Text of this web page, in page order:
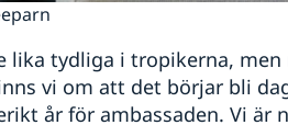
lika tydliga i tropikerna, men
vi om att det börjar bli
år för ambassaden. Vi är